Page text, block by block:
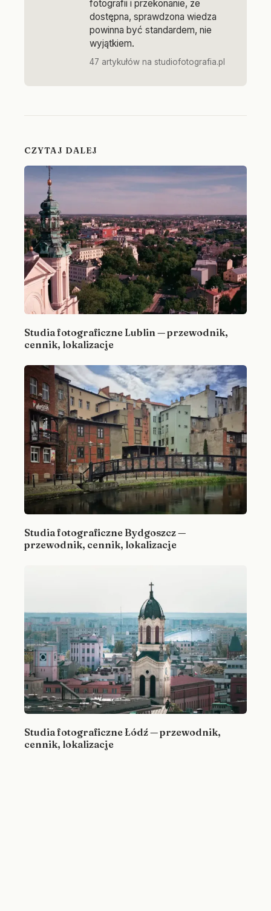
fotografii i przekonanie, że
dostępna, sprawdzona wiedza
powinna być standardem, nie
wyjątkiem.
47 artykułów na studiofotografia.pl
CZYTAJ DALEJ
Studia fotograficzne Lublin — przewodnik,
cennik, lokalizacje
Studia fotograficzne Bydgoszcz —
przewodnik, cennik, lokalizacje
Studia fotograficzne Łódź — przewodnik,
cennik, lokalizacje